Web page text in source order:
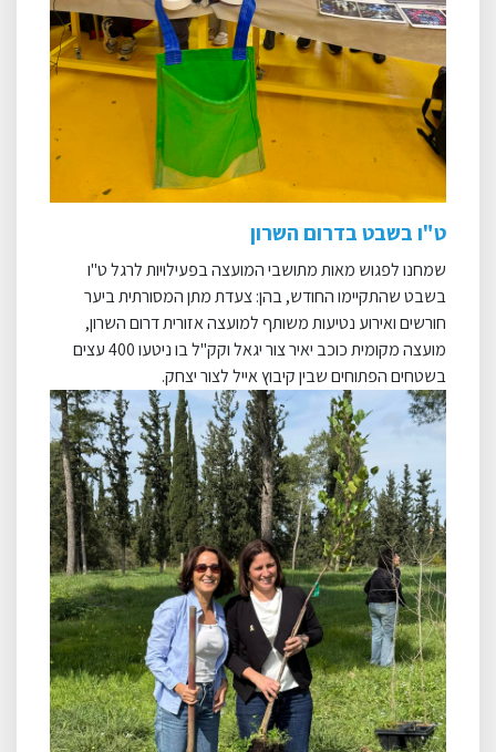
ט"ו בשבט בדרום השרון
שמחנו לפגוש מאות מתושבי המועצה בפעילויות לרגל ט"ו
בשבט שהתקיימו החודש, בהן: צעדת מתן המסורתית ביער
חורשים ואירוע נטיעות משותף למועצה אזורית דרום השרון,
מועצה מקומית כוכב יאיר צור יגאל וקק"ל בו ניטעו 400 עצים
בשטחים הפתוחים שבין קיבוץ אייל לצור יצחק.